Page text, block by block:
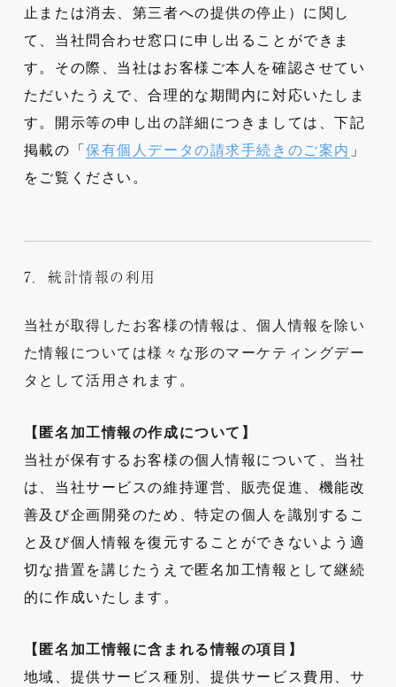
止または消去、第三者への提供の停止）に関し
て、当社問合わせ窓口に申し出ることができま
す。その際、当社はお客様ご本人を確認させてい
ただいたうえで、合理的な期間内に対応いたしま
す。開示等の申し出の詳細につきましては、下記
掲載の「保有個人データの請求手続きのご案内 」
をご覧ください。
7．統計情報の利用
当社が取得したお客様の情報は、個人情報を除い
た情報については様々な形のマーケティングデー
タとして活用されます。
【匿名加工情報の作成について】
当社が保有するお客様の個人情報について、当社
は、当社サービスの維持運営、販売促進、機能改
善及び企画開発のため、特定の個人を識別するこ
と及び個人情報を復元することができないよう適
切な措置を講じたうえで匿名加工情報として継続
的に作成いたします。
【匿名加工情報に含まれる情報の項目】
地域、提供サービス種別、提供サービス費用、サ